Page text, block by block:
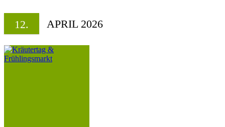
12. APRIL 2026